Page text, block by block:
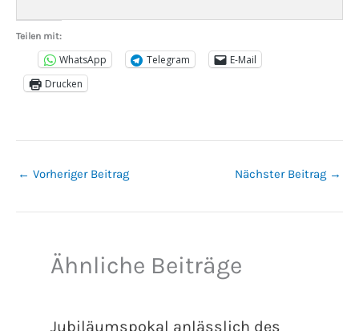
Teilen mit:
WhatsApp Telegram
E-Mail
Drucken
← Vorheriger Beitrag Nächster Beitrag →
Ähnliche Beiträge
Jubiläumspokal anlässlich des